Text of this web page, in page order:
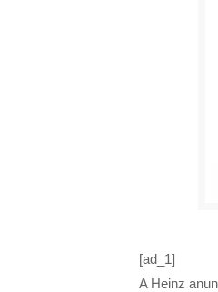
[ad_1]
A Heinz